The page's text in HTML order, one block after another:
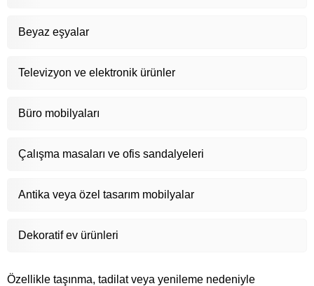
Beyaz eşyalar
Televizyon ve elektronik ürünler
Büro mobilyaları
Çalışma masaları ve ofis sandalyeleri
Antika veya özel tasarım mobilyalar
Dekoratif ev ürünleri
Özellikle taşınma, tadilat veya yenileme nedeniyle